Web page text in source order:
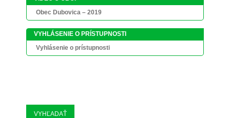
Obec Dubovica – 2019
VYHLÁSENIE O PRÍSTUPNOSTI
Vyhlásenie o prístupnosti
VYHĽADAŤ